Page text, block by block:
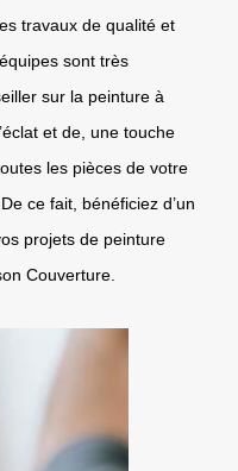
travaux de qualité et
sont très
sur la peinture à
et de, une touche
les pièces de votre
ce fait, bénéficiez d’un
projets de peinture
Couverture.